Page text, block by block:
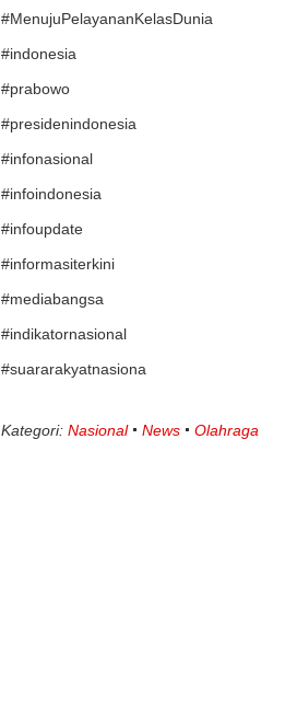
#MenujuPelayananKelasDunia
#indonesia
#prabowo
#presidenindonesia
#infonasional
#infoindonesia
#infoupdate
#informasiterkini
#mediabangsa
#indikatornasional
#suararakyatnasiona
Kategori: Nasional News Olahraga